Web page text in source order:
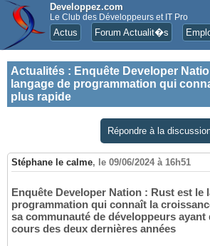
Developpez.com
Le Club des Développeurs et IT Pro
Actus Forum Actualit�s
Actualités : Enquête Developer
langage de programmation qui
plus rapide
Répondre à la
Stéphane le calme, le 09/06/2024 à 16h51
Enquête Developer Nation : Rust est le
programmation qui connaît la
sa communauté de développeurs ayant
cours des deux dernières années